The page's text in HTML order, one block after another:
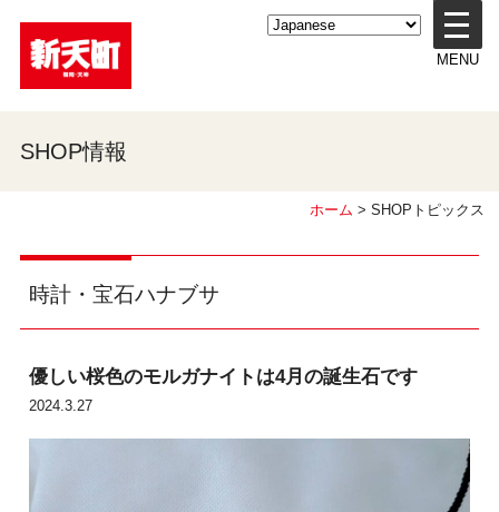
メ
ニ
ュ
MENU
SHOP情報
ホーム > SHOPトピックス
時計・宝石ハナブサ
優しい桜色のモルガナイトは4月の誕生石です
2024.3.27